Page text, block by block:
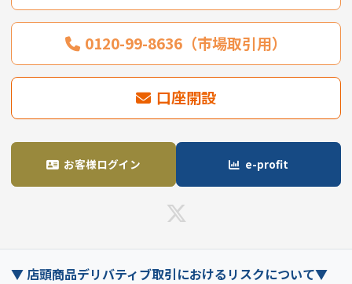
0120-99-8636（市場取引用）
口座開設
お客様ログイン e-profit
▼ 店頭商品デリバティブ取引におけるリスクについて▼